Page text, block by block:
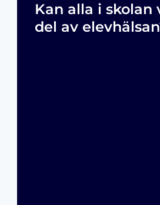
Kan alla i skolan
del av